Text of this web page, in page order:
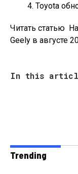
Toyota
Читать статью
Geely в августе
In this
Trending